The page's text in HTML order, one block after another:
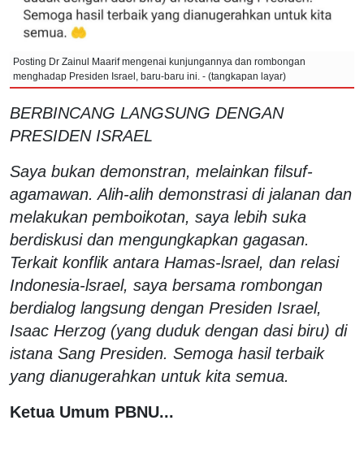
Posting Dr Zainul Maarif mengenai kunjungannya dan rombongan
menghadap Presiden Israel, baru-baru ini. - (tangkapan layar)
BERBINCANG LANGSUNG DENGAN
PRESIDEN ISRAEL
Saya bukan demonstran, melainkan filsuf-
agamawan. Alih-alih demonstrasi di jalanan dan
melakukan pemboikotan, saya lebih suka
berdiskusi dan mengungkapkan gagasan.
Terkait konflik antara Hamas-lsrael, dan relasi
Indonesia-lsrael, saya bersama rombongan
berdialog langsung dengan Presiden Israel,
Isaac Herzog (yang duduk dengan dasi biru) di
istana Sang Presiden. Semoga hasil terbaik
yang dianugerahkan untuk kita semua.
Ketua Umum PBNU...